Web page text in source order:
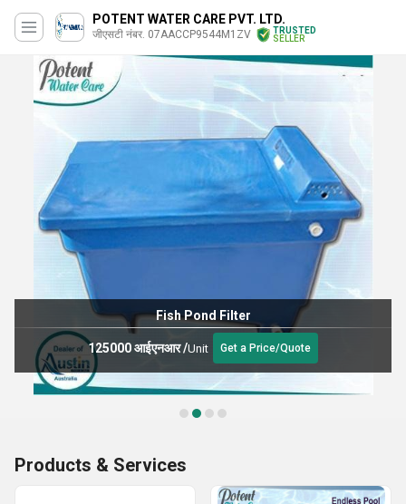
POTENT WATER CARE PVT. LTD.
जीएसटी नंबर. 07AACCP9544M1ZV
TRUSTED
SELLER
Fish Pond Filter
125000 आईएनआर/Unit Get a Price/Quote
Products & Services